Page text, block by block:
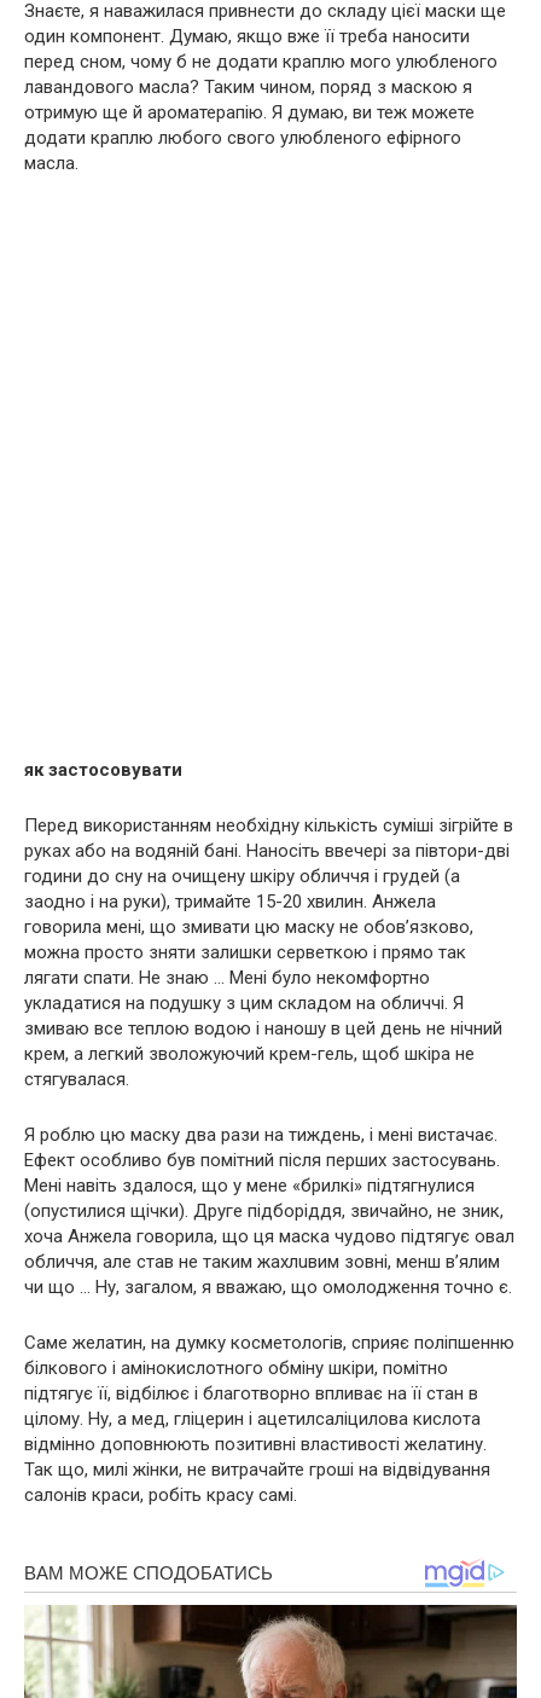
Знаєте, я наважилася привнести до складу цієї маски ще
один компонент. Думаю, якщо вже її треба наносити
перед сном, чому б не додати краплю мого улюбленого
лавандового масла? Таким чином, поряд з маскою я
отримую ще й ароматерапію. Я думаю, ви теж можете
додати краплю любого свого улюбленого ефірного
масла.
як застосовувати
Перед використанням необхідну кількість суміші зігрійте в
руках або на водяній бані. Наносіть ввечері за півтори-дві
години до сну на очищену шкіру обличчя і гpyдей (а
заодно і на руки), тримайте 15-20 хвилин. Анжела
говорила мені, що змивати цю маску не обов’язково,
можна просто зняти залишки серветкою і прямо так
лягати спати. Не знаю … Мені було некомфортно
укладатися на подушку з цим складом на обличчі. Я
змиваю все теплою водою і наношу в цей день не нічний
крем, а легкий зволожуючий крем-гель, щоб шкіра не
стягувалася.
Я роблю цю маску два рази на тиждень, і мені вистачає.
Ефект особливо був помітний після перших застосувань.
Мені навіть здалося, що у мене «брилкі» підтягнулися
(опустилися щічки). Друге підборіддя, звичайно, не зник,
хоча Анжела говорила, що ця маска чудово підтягує овал
обличчя, але став не таким жaхлuвим зовні, менш в’ялим
чи що … Ну, загалом, я вважаю, що омолодження точно є.
Саме желатин, на думку косметологів, сприяє поліпшенню
білкового і амінокислотного обміну шкіри, помітно
підтягує її, відбілює і благотворно впливає на її стан в
цілому. Ну, а мeд, гліцeрин і ацетилcаліцилова киcлота
відмінно доповнюють позитивні властивості желатину.
Так що, милі жінки, не витрачайте гроші на відвідування
салонів краси, робіть красу самі.